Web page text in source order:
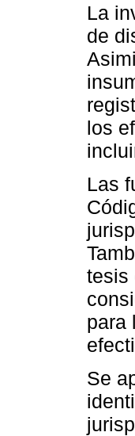
La
de
los
Las
tesis
para
Se